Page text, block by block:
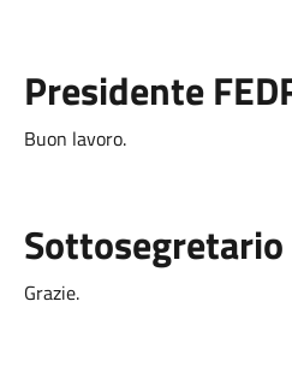
Presidente
Buon lavoro.
Sottosegretario
Grazie.